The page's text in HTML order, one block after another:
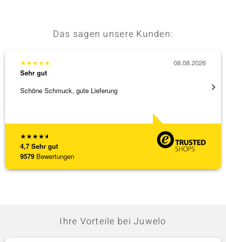
Das sagen unsere Kunden:
★★★★★
4,7 Sehr gut
9579 Bewertungen
★★★★★
Sehr gut
Schöne Schmuck, gute Lieferung
08.08.2026
Ihre Vorteile bei Juwelo